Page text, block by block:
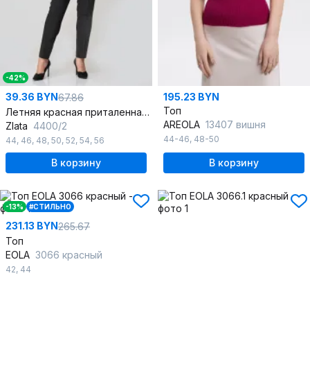
-42%
39.36 BYN67.86
Летняя красная приталенная майка из текстиля с круглым вырезом
Zlata 4400/2
44, 46, 48, 50, 52, 54, 56
В корзину
195.23 BYN
Топ
AREOLA 13407 вишня
44-46, 48-50
В корзину
-13% #СТИЛЬНО
231.13 BYN265.67
Топ
EOLA 3066 красный
42, 44